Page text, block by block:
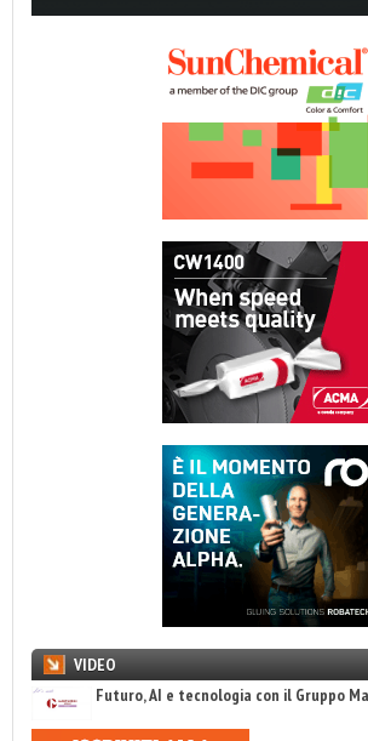
VIDEO
Futuro, AI e tecnologia con il Gruppo